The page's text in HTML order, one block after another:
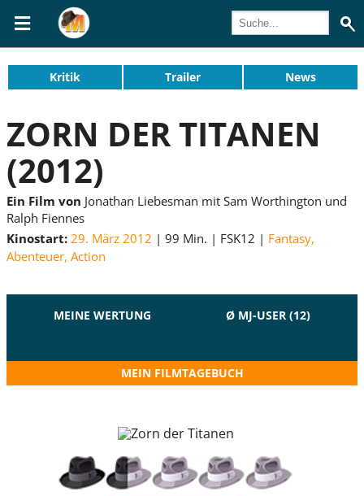
Kritik Trailer News
ZORN DER TITANEN
(2012)
Ein Film von Jonathan Liebesman mit Sam Worthington und
Ralph Fiennes
Kinostart: 29. März 2012 99 Min. FSK12 Fantasy,
Abenteuer, Action
MEINE WERTUNG Ø MJ-USER (12)
MEIN FILMTAGEBUCH